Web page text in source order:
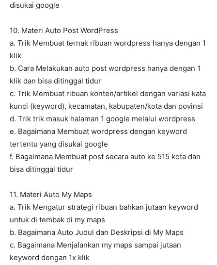
disukai google
10. Materi Auto Post WordPress
a. Trik Membuat ternak ribuan wordpress hanya dengan 1
klik
b. Cara Melakukan auto post wordpress hanya dengan 1
klik dan bisa ditinggal tidur
c. Trik Membuat ribuan konten/artikel dengan variasi kata
kunci (keyword), kecamatan, kabupaten/kota dan povinsi
d. Trik trik masuk halaman 1 google melalui wordpress
e. Bagaimana Membuat wordpress dengan keyword
tertentu yang disukai google
f. Bagaimana Membuat post secara auto ke 515 kota dan
bisa ditinggal tidur
11. Materi Auto My Maps
a. Trik Mengatur strategi ribuan bahkan jutaan keyword
untuk di tembak di my maps
b. Bagaimana Auto Judul dan Deskripsi di My Maps
c. Bagaimana Menjalankan my maps sampai jutaan
keyword dengan 1x klik